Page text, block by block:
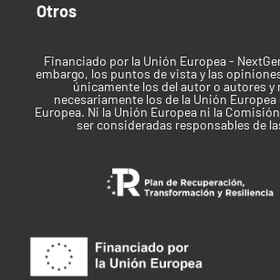
Otros
Financiado por la Unión Europea -
embargo, los puntos de vista y las
únicamente los del autor o autores y
necesariamente los de la Unión
Europea. Ni la Unión Europea ni la
ser consideradas responsables de